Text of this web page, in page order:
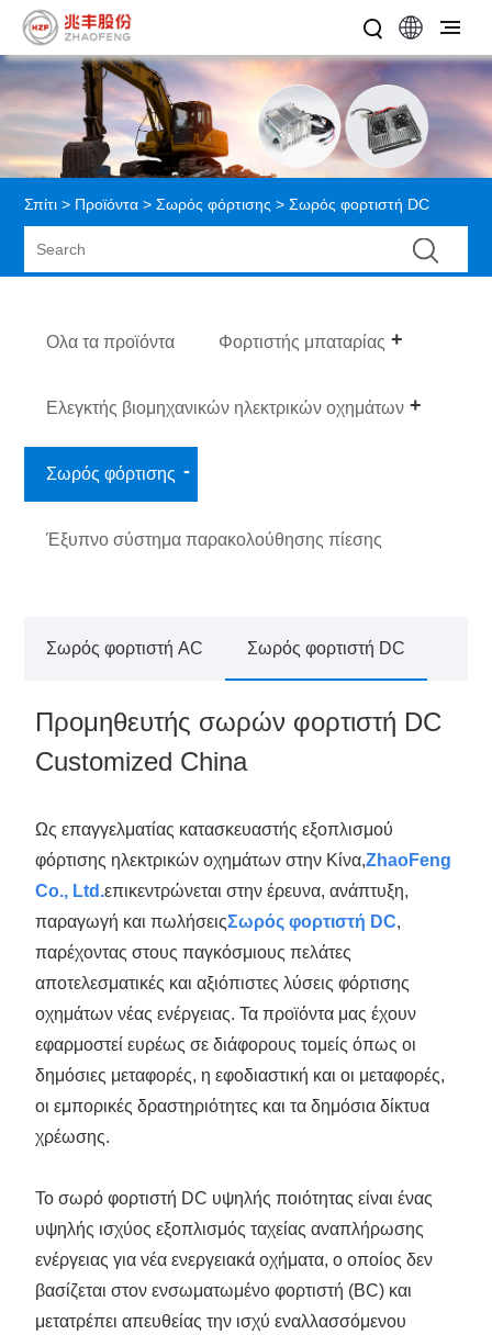
Σπίτι > Προϊόντα >Σωρός φόρτισης > Σωρός φορτιστή DC
Ολα τα προϊόντα Φορτιστής μπαταρίας
Ελεγκτής βιομηχανικών ηλεκτρικών οχημάτων
Σωρός φόρτισης
Έξυπνο σύστημα παρακολούθησης πίεσης
Σωρός φορτιστή AC Σωρός φορτιστή DC
Προμηθευτής σωρών φορτιστή DC
Customized China
Ως επαγγελματίας κατασκευαστής εξοπλισμού
φόρτισης ηλεκτρικών οχημάτων στην Κίνα,ZhaoFeng
Co., Ltd.επικεντρώνεται στην έρευνα, ανάπτυξη,
παραγωγή και πωλήσειςΣωρός φορτιστή DC,
παρέχοντας στους παγκόσμιους πελάτες
αποτελεσματικές και αξιόπιστες λύσεις φόρτισης
οχημάτων νέας ενέργειας. Τα προϊόντα μας έχουν
εφαρμοστεί ευρέως σε διάφορους τομείς όπως οι
δημόσιες μεταφορές, η εφοδιαστική και οι μεταφορές,
οι εμπορικές δραστηριότητες και τα δημόσια δίκτυα
χρέωσης.
Το σωρό φορτιστή DC υψηλής ποιότητας είναι ένας
υψηλής ισχύος εξοπλισμός ταχείας αναπλήρωσης
ενέργειας για νέα ενεργειακά οχήματα, ο οποίος δεν
βασίζεται στον ενσωματωμένο φορτιστή (BC) και
μετατρέπει απευθείας την ισχύ εναλλασσόμενου